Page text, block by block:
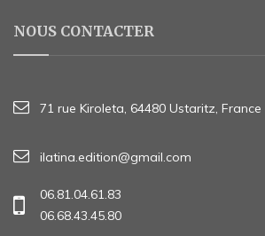
NOUS CONTACTER
71 rue Kiroleta, 64480 Ustaritz, France
ilatina.edition@gmail.com
06.81.04.61.83
06.68.43.45.80